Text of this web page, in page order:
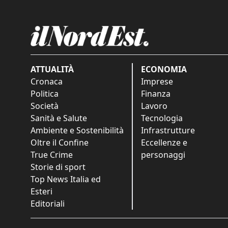
ATTUALITÀ
Cronaca
Politica
Società
Sanità e Salute
Ambiente e Sostenibilità
Oltre il Confine
True Crime
Storie di sport
Top News Italia ed
Esteri
Editoriali
ECONOMIA
Imprese
Finanza
Lavoro
Tecnologia
Infrastrutture
Eccellenze e
personaggi